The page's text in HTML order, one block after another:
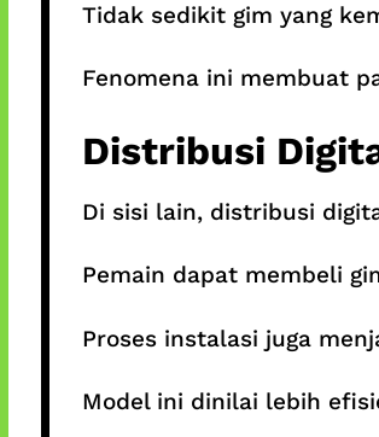
Tidak sedikit gim yang
Fenomena ini membuat
Distribusi
Di sisi lain, distribusi
Pemain dapat membeli
Proses instalasi juga
Model ini dinilai lebih